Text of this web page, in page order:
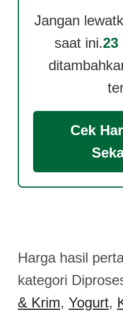
Jangan
saat ini.23
Cek
Harga hasil
kategori
& Krim, Yogurt,